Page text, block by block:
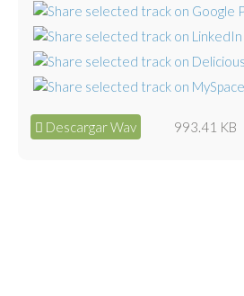
Descargar Wav 993.41 KB